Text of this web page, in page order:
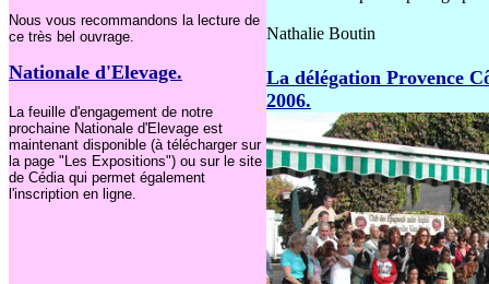
Nous vous recommandons la lecture de
ce très bel ouvrage.
Nationale d'Elevage.
La feuille d'engagement de notre
prochaine Nationale d'Elevage est
maintenant disponible (à télécharger sur
la page "Les Expositions") ou sur le site
de Cédia qui permet également
l'inscription en ligne.
Nathalie Boutin
La délégation Provence
2006.